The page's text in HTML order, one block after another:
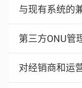
与现有系统的
第三方ONU管
对经销商和运